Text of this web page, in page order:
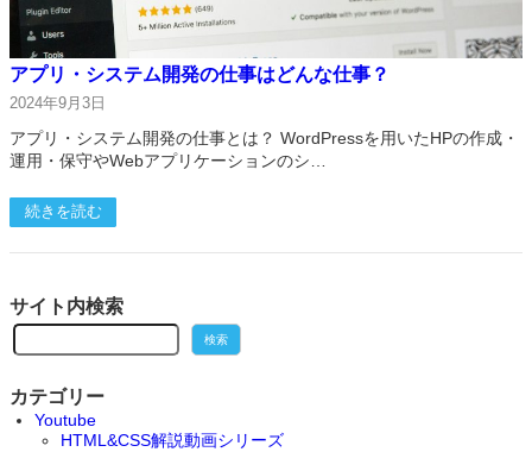
アプリ・システム開発の仕事はどんな仕事？
2024年9月3日
アプリ・システム開発の仕事とは？ WordPressを用いたHPの作成・
運用・保守やWebアプリケーションのシ…
続きを読む
サイト内検索
検
検索
カテゴリー
Youtube
HTML&CSS解説動画シリーズ